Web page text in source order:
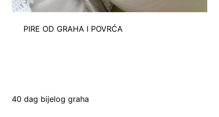
PIRE OD GRAHA I POVRĆA
40 dag bijelog graha